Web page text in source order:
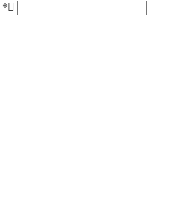
*